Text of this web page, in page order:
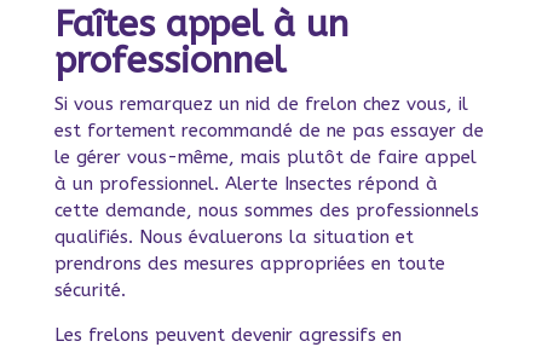
Faîtes appel à un
professionnel
Si vous remarquez un nid de frelon chez vous, il
est fortement recommandé de ne pas essayer de
le gérer vous-même, mais plutôt de faire appel
à un professionnel. Alerte Insectes répond à
cette demande, nous sommes des professionnels
qualifiés. Nous évaluerons la situation et
prendrons des mesures appropriées en toute
sécurité.
Les frelons peuvent devenir agressifs en